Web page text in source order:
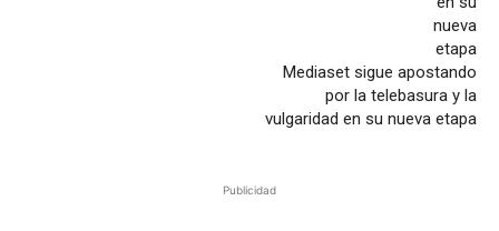
Mediaset sigue apostando
por la telebasura y la
vulgaridad en su nueva etapa
Publicidad